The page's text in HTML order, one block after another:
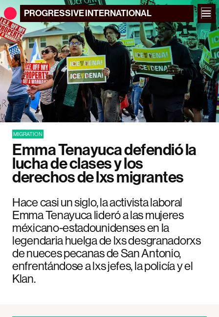
PROGRESSIVEINTERNATIONAL
MIGRATION
Emma Tenayuca defendió la
lucha de clases y los
derechos de lxs migrantes
Hace casi un siglo, la activista laboral
Emma Tenayuca lideró a las mujeres
méxicano-estadounidenses en la
legendaria huelga de lxs desgranadorxs
de nueces pecanas de San Antonio,
enfrentándose a lxs jefes, la policía y el
Klan.